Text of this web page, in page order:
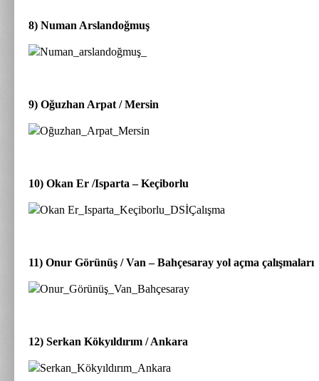
8) Numan Arslandoğmuş
9) Oğuzhan Arpat / Mersin
10) Okan Er /Isparta – Keçiborlu
11) Onur Görünüş / Van – Bahçesaray yol açma çalışmaları
12) Serkan Kökyıldırım / Ankara